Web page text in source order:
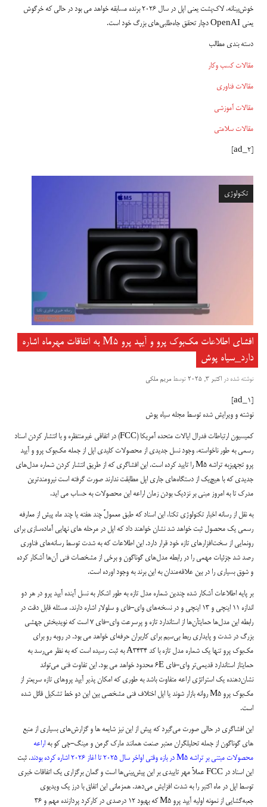
خوش‌بینانه، لاک‌پشت یعنی اپل در سال ۲۰۲۶ برنده مسابقه خواهد می بود در حالی که خرگوش
یعنی OpenAI دچار تحقق جاه‌طلبی‌های بزرگ خود است.
دسته بندی مطالب
مقالات کسب وکار
مقالات فناوری
مقالات آموزشی
مقالات سلامتی
تکنولوژی
افشای اطلاعات مک‌بوک پرو و آیپد پرو M5 به اتفاقات مهرماه اشاره
دارد_سیاه پوش
نوشته شده در اکتبر 3, 2025 توسطمریم ملکی
نوشته و ویرایش شده توسط مجله سیاه پوش
کمیسیون ارتباطات فدرال ایالات متحده آمریکا (FCC) در اتفاقی غیرمنتظره و با انتشار کردن اسناد
رسمی به طور ناخواسته، وجود نسل جدیدی از محصولات کلیدی اپل از جمله مک‌بوک پرو و آیپد
پرو تجهیزبه تراشه M5 را تایید کرده است. این افشاگری که از طریق انتشار کردن شماره مدل‌های
جدیدی که با هیچ‌یک از دستگاه‌های جاری اپل مطابقت ندارند صورت گرفته است نیرومندترین
مدرک تا به امروز مبنی بر نزدیک بودن زمان اراعه این محصولات به حساب می اید.
به نقل از رسانه اخبار تکنولوژی تکنا، این اسناد که طبق معمولً چند هفته یا چند ماه پیش از معارفه
رسمی یک محصول ثبت خواهد شد نشان خواهند داد که اپل در مرحله های نهایی آماده‌سازی برای
رونمایی از سخت‌افزارهای تازه خود قرار دارد. این اطلاعات که به شدت توسط رسانه‌های فناوری
رصد شد جزئیات مهمی را در رابطه مدل‌های گوناگون و برخی از مشخصات فنی آن‌ها آشکار کرده
و شوق بسیاری را در بین علاقه‌مندان به این برند به وجود اورده است.
بر پایه اطلاعات آشکار شده چندین شماره مدل تازه به طور اشکار به نسل آینده آیپد پرو در هر دو
اندازه ۱۱ اینچی و ۱۳ اینچی و در نسخه‌های وای-فای و سلولار اشاره دارند. مسئله قابل دقت در
رابطه این مدل‌ها حمایتآن‌ها از استاندارد تازه و پرسرعت وای-فای ۷ است که نویدبخش جهشی
بزرگ در شدت و پایداری ربط بی‌سیم برای کاربران حرفه‌ای خواهد می بود. در روبه رو برای
مک‌بوک پرو تنها یک شماره مدل تازه با کد A3434 به ثبت رسیده است که به نظر می‌رسد به
حمایتاز استاندارد قدیمی‌تر وای-فای 6E محدود خواهد می بود. این تفاوت فنی می‌تواند
نشان‌دهنده یک استراتژی اراعه متفاوت باشد به طوری که امکان پذیر آیپد پروهای تازه سریعتر از
مک‌بوک پرو M5 روانه بازار شوند یا اپل اختلاف فنی مشخصی بین این دو خط تشکیل قائل شده
است.
این افشاگری در حالی صورت می‌گیرد که پیش از این نیز شایعه ها و گزارش‌های بسیاری از منبع
های گوناگون از جمله تحلیلگران معتبر صنعت همانند مارک گرمن و مینگ-چی کو به اراعه
محصولات مبتنی بر تراشه M5 در بازه وقتی اواخر سال ۲۰۲۵ تا اغاز ۲۰۲۶ اشاره کرده بودند
. ثبت
این اسناد در FCC عملاً مهر تاییدی بر این پیش‌بینی‌ها است و گمان برگزاری یک اتفاقات خبری
توسط اپل در ماه اکتبر را به شدت افزایش می‌دهد. همزمانی این اتفاق با درز یک ویدیوی
جعبه‌گشایی از نمونه اولیه آیپد پرو M5 که بهبود ۱۲ درصدی در کارکرد پردازنده مهم و ۳۶